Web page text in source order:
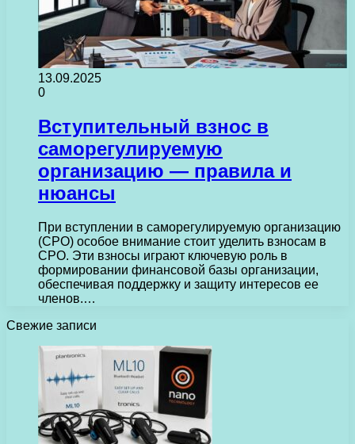
13.09.2025
0
Вступительный взнос в
саморегулируемую
организацию — правила и
нюансы
При вступлении в саморегулируемую организацию
(СРО) особое внимание стоит уделить взносам в
СРО. Эти взносы играют ключевую роль в
формировании финансовой базы организации,
обеспечивая поддержку и защиту интересов ее
членов.…
Свежие записи